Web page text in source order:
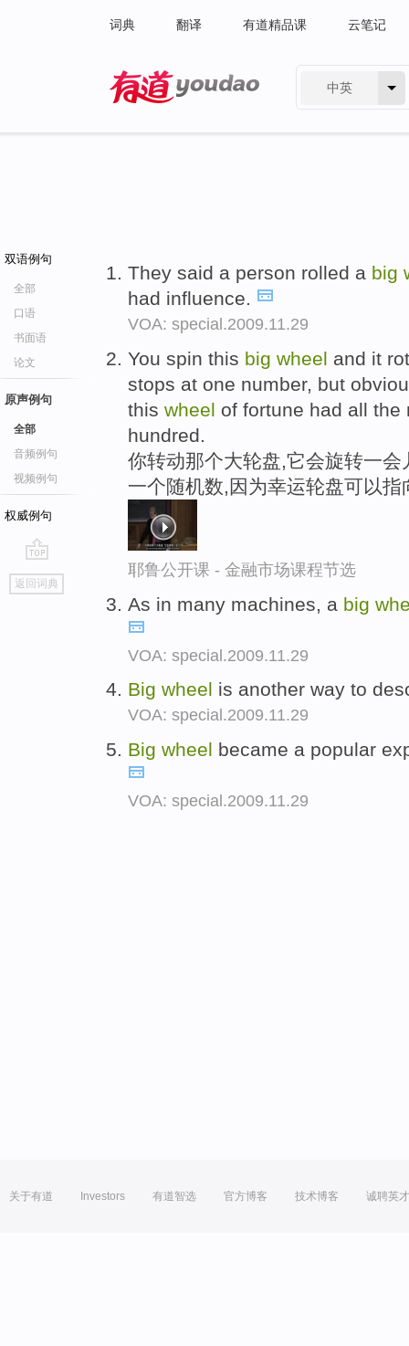
词典 翻译 有道精品课 云笔记
中英
双语例句
全部
口语
书面语
论文
原声例句
全部
音频例句
视频例句
权威例句
go
top
返回词典
They said a person rolled a big
had influence.
VOA: special.2009.11.29
You spin this big wheel and it
stops at one number, but
this wheel of fortune had all the
hundred.
你转动那个大轮盘,它会旋转一
一个随机数,因为幸运轮盘可以
耶鲁公开课 - 金融市场课程节选
As in many machines, a big
VOA: special.2009.11.29
Big wheel is another way to
VOA: special.2009.11.29
Big wheel became a popular
VOA: special.2009.11.29
关于有道 Investors 有道智选 官方博客 技术博客 诚聘英才